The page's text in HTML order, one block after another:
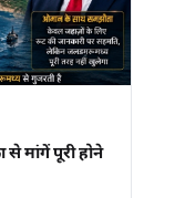
से मांगें पूरी होने